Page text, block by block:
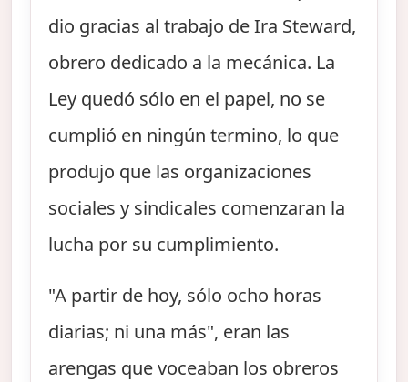
dio gracias al trabajo de Ira Steward,
obrero dedicado a la mecánica. La
Ley quedó sólo en el papel, no se
cumplió en ningún termino, lo que
produjo que las organizaciones
sociales y sindicales comenzaran la
lucha por su cumplimiento.
"A partir de hoy, sólo ocho horas
diarias; ni una más", eran las
arengas que voceaban los obreros